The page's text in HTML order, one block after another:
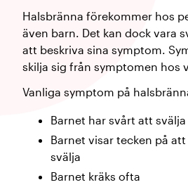
Halsbränna förekommer hos
även barn. Det kan dock vara
att beskriva sina symptom.
skilja sig från symptomen hos
Vanliga symptom på
Barnet har svårt att svälja
Barnet visar tecken på
svälja
Barnet kräks ofta